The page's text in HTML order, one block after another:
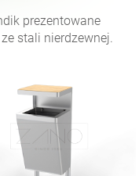
prezentowane
stali nierdzewnej.